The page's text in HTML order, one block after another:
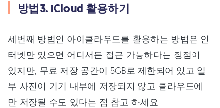
방법3. iCloud 활용하기
세번째 방법인 아이클라우드를 활용하는 방법은 인
터넷만 있으면 어디서든 접근 가능하다는 장점이
있지만, 무료 저장 공간이 5GB로 제한되어 있고 일
부 사진이 기기 내부에 저장되지 않고 클라우드에
만 저장될 수도 있다는 점 참고 하세요.